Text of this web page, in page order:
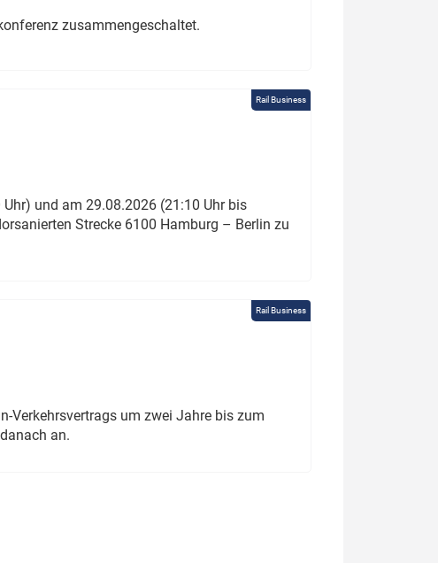
zusammengeschaltet.
Rail Business
und am 29.08.2026 (21:10 Uhr bis
Strecke 6100 Hamburg – Berlin zu
Rail Business
Verkehrsvertrags um zwei Jahre bis zum
an.